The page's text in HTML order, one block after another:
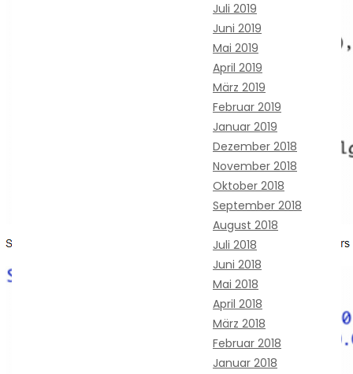
Juli 2019
Juni 2019
Mai 2019
April 2019
März 2019
Februar 2019
Januar 2019
Dezember 2018
November 2018
Oktober 2018
September 2018
August 2018
Juli 2018
Juni 2018
Mai 2018
April 2018
März 2018
Februar 2018
Januar 2018